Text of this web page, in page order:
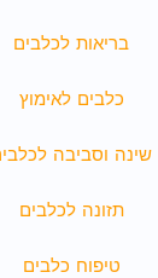
בריאות לכלבים
כלבים לאימוץ
שינה וסביבה
תזונה לכלבים
טיפוח כלבים